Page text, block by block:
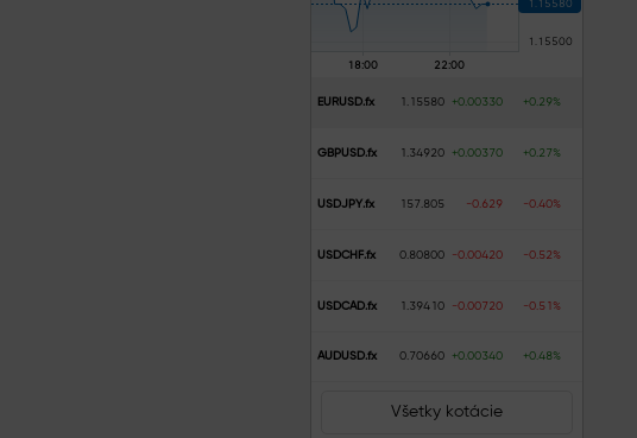
EURUSD.fx 1.15580 +0.00330 +0.29%
GBPUSD.fx 1.34920 +0.00370 +0.27%
USDJPY.fx 157.805 -0.629 -0.40%
USDCHF.fx 0.80800 -0.00420 -0.52%
USDCAD.fx 1.39410 -0.00720 -0.51%
AUDUSD.fx 0.70660 +0.00340 +0.48%
Všetky kotácie